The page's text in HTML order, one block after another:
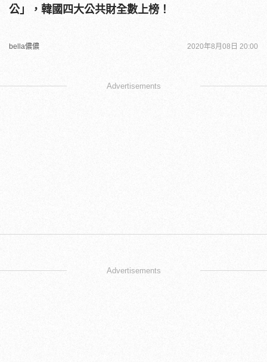
公」，韓國四大公共財全數上榜！
bella儂儂 2020年8月08日 20:00
Advertisements
Advertisements